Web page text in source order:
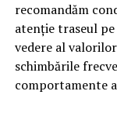
recomandăm
atenție traseul
vedere al
schimbările
comportamente